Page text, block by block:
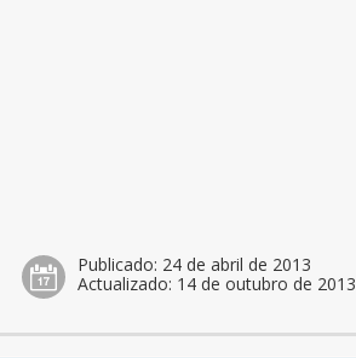
Publicado: 24 de abril de 2013
Actualizado: 14 de outubro de 2013